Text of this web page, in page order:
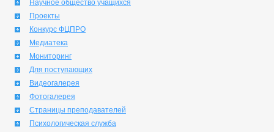
Научное общество учащихся
Проекты
Конкурс ФЦПРО
Медиатека
Мониторинг
Для поступающих
Видеогалерея
Фотогалерея
Страницы преподавателей
Психологическая служба